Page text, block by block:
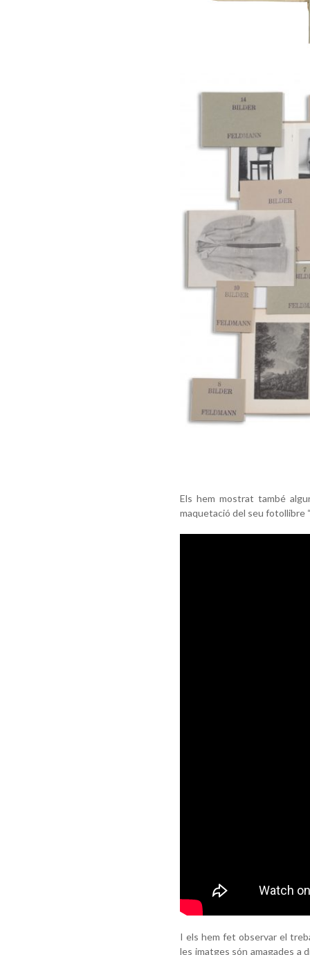
Els hem mostrat també
maquetació del seu fotollibre
I els hem fet observar el
les imatges són amagades a